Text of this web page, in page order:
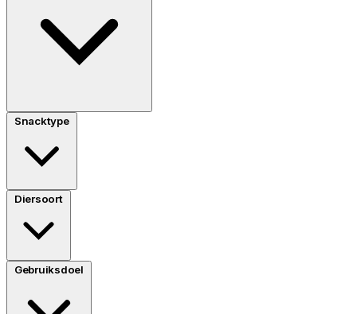
Snacktype
Diersoort
Gebruiksdoel